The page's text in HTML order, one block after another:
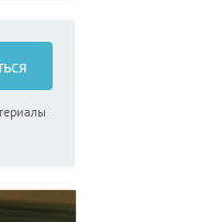
и
И,